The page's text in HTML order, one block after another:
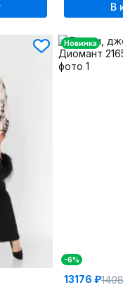
В
Новинка
-6%
13176 ₽